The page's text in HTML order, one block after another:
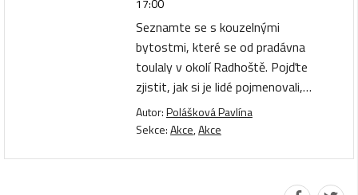
17:00
Seznamte se s kouzelnými
bytostmi, které se od pradávna
toulaly v okolí Radhoště. Pojďte
zjistit, jak si je lidé pojmenovali,…
Autor:Polášková Pavlína
Sekce:Akce,Akce